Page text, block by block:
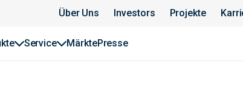
Über Uns Investors Projekte
Service MärktePresse